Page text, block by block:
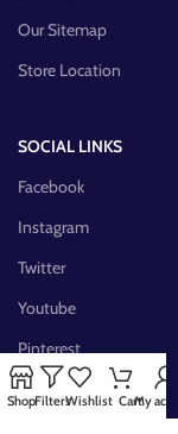
Our Sitemap
Store Location
SOCIAL LINKS
Facebook
Instagram
Twitter
Youtube
Pinterest
FB Group
ShopFiltersWishlist CartMy